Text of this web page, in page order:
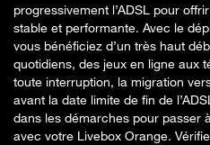
progressivement l’ADSL pour
stable et performante. Avec le
vous bénéficiez d’un très haut
quotidiens, des jeux en ligne aux
toute interruption, la migration
avant la date limite de fin de
dans les démarches pour passer
avec votre Livebox Orange.